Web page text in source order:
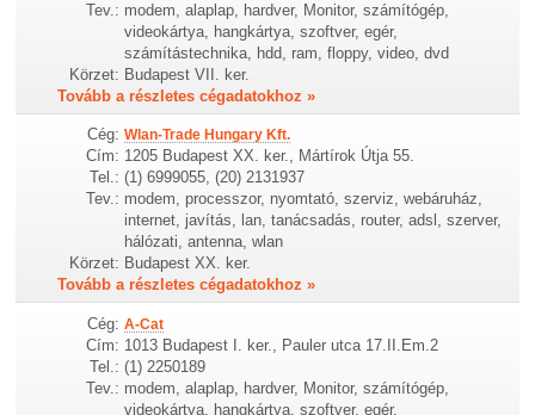
Tev.: modem, alaplap, hardver, Monitor, számítógép,
videokártya, hangkártya, szoftver, egér,
számítástechnika, hdd, ram, floppy, video, dvd
Körzet: Budapest VII. ker.
Tovább a részletes cégadatokhoz »
Cég: Wlan-Trade Hungary Kft.
Cím: 1205 Budapest XX. ker., Mártírok Útja 55.
Tel.: (1) 6999055, (20) 2131937
Tev.: modem, processzor, nyomtató, szerviz, webáruház,
internet, javítás, lan, tanácsadás, router, adsl, szerver,
hálózati, antenna, wlan
Körzet: Budapest XX. ker.
Tovább a részletes cégadatokhoz »
Cég: A-Cat
Cím: 1013 Budapest I. ker., Pauler utca 17.II.Em.2
Tel.: (1) 2250189
Tev.: modem, alaplap, hardver, Monitor, számítógép,
videokártya, hangkártya, szoftver, egér,